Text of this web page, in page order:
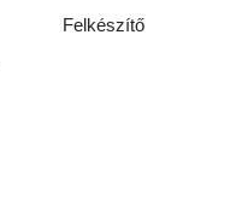
Felkészítő